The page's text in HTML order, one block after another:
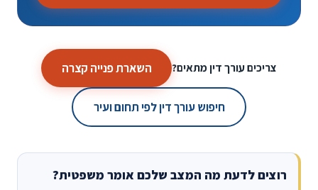
צריכים עורך דין מתאים? השארת פנייה קצרה
חיפוש עורך דין לפי תחום ועיר
רוצים לדעת מה המצב שלכם אומר משפטית?